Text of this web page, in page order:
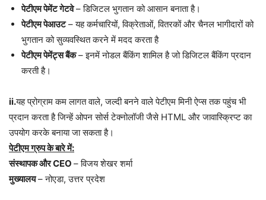
पेटीएम पेमेंट गेटवे– डिजिटल भुगतान को आसान बनाता है।
पेटीएम पेआउट– यह कर्मचारियों, विक्रेताओं, वितरकों और चैनल भागीदारों को
भुगतान को सुव्यवस्थित करने में मदद करता है
पेटीएम पेमेंट्स बैंक– इनमें नोडल बैंकिंग शामिल है जो डिजिटल बैंकिंग प्रदान
करती है।
ii.यह प्रोग्राम कम लागत वाले, जल्दी बनने वाले पेटीएम मिनी ऐप्स तक पहुंच भी
प्रदान करता है जिन्हें ओपन सोर्स टेक्नोलॉजी जैसे HTML और जावास्क्रिप्ट का
उपयोग करके बनाया जा सकता है।
पेटीएम ग्रुप के बारे में:
संस्थापक और CEO – विजय शेखर शर्मा
मुख्यालय– नोएडा, उत्तर प्रदेश